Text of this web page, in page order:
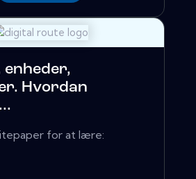
Hvordan
for at lære: